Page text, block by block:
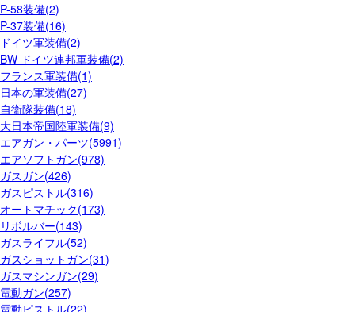
P-58装備(2)
P-37装備(16)
ドイツ軍装備(2)
BW ドイツ連邦軍装備(2)
フランス軍装備(1)
日本の軍装備(27)
自衛隊装備(18)
大日本帝国陸軍装備(9)
エアガン・パーツ(5991)
エアソフトガン(978)
ガスガン(426)
ガスピストル(316)
オートマチック(173)
リボルバー(143)
ガスライフル(52)
ガスショットガン(31)
ガスマシンガン(29)
電動ガン(257)
電動ピストル(22)